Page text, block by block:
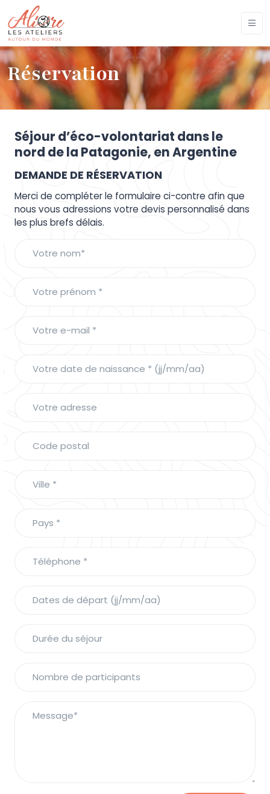
Réservation
Séjour d’éco-volontariat dans le
nord de la Patagonie, en Argentine
DEMANDE DE RÉSERVATION
Merci de compléter le formulaire ci-contre afin que
nous vous adressions votre devis personnalisé dans
les plus brefs délais.